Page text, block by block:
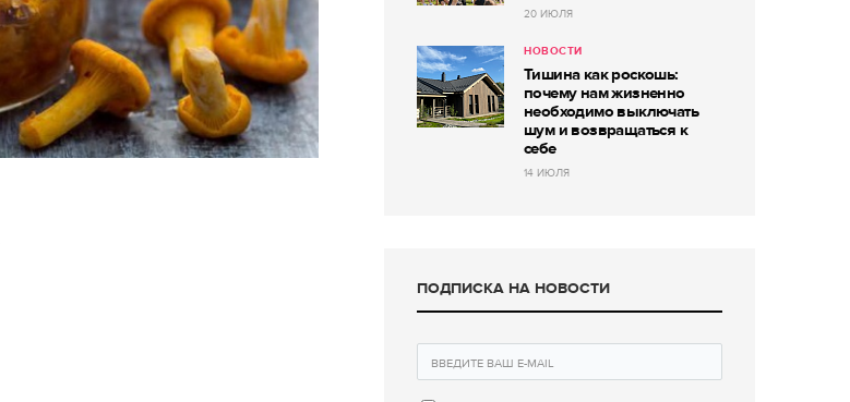
20 ИЮЛЯ
НОВОСТИ
Тишина как роскошь:
почему нам жизненно
необходимо выключать
шум и возвращаться к
себе
14 ИЮЛЯ
ПОДПИСКА НА НОВОСТИ